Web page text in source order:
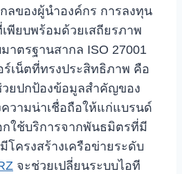
ลของผู้นำองค์กร การลงทุน
พียบพร้อมด้วยเสถียรภาพ
าตรฐานสากล ISO 27001
ร์เน็ตที่ทรงประสิทธิภาพ คือ
ยปกป้องข้อมูลสำคัญของ
ความน่าเชื่อถือให้แก่แบรนด์
กใช้บริการจากพันธมิตรที่มี
ครงสร้างเครือข่ายระดับ
จะช่วยเปลี่ยนระบบไอที